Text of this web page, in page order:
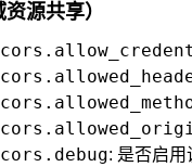
源共享）
: 是否启用